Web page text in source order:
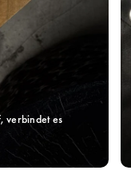
verbindet es